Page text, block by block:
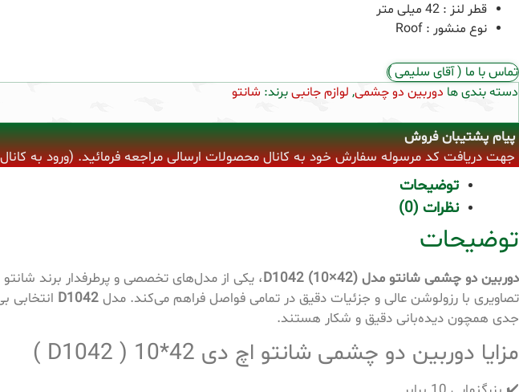
قطر لنز : 42 میلی متر
نوع منشور : Roof
تماس با ما ( آقای سلیمی )
دسته بندی ها دوربین دو چشمی, لوازم جانبیبرند: شانتو
پیام پشتیبان فروش
جهت دریافت کد مرسوله سفارش خود به کانال محصولات ارسالی مراجعه فرمائید. (ورود به کانال
توضیحات
نظرات (0)
توضیحات
دوربین دو چشمی شانتو مدل D1042 (10×42)
، یکی از مدل‌های تخصصی و پرطرفدار برند
تصاویری با رزولوشن عالی و جزئیات دقیق در تمامی فواصل فراهم می‌کند. مدل D1042 انتخابی
جدی همچون دیده‌بانی دقیق و شکار هستند.
مزایا دوربین دو چشمی شانتو اچ دی 42*10 ( D1042 )